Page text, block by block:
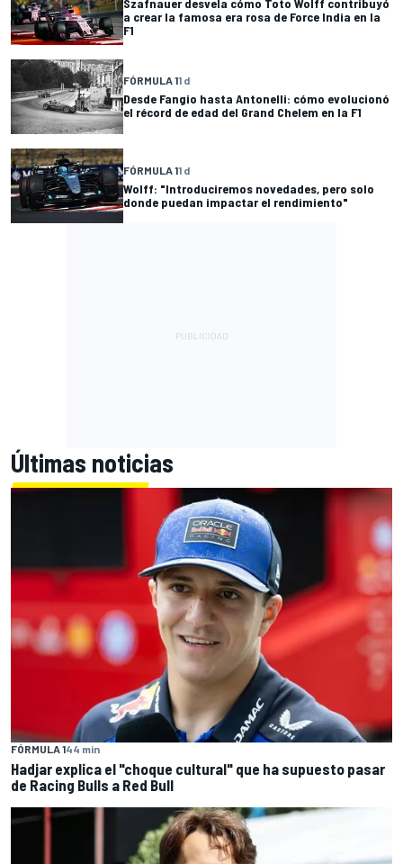
a crear la famosa era rosa de Force India en la
F1
FÓRMULA 11 d
Desde Fangio hasta Antonelli: cómo evolucionó
el récord de edad del Grand Chelem en la F1
FÓRMULA 11 d
Wolff: "Introduciremos novedades, pero solo
donde puedan impactar el rendimiento"
Últimas noticias
FÓRMULA 144 min
Hadjar explica el "choque cultural" que ha supuesto pasar
de Racing Bulls a Red Bull